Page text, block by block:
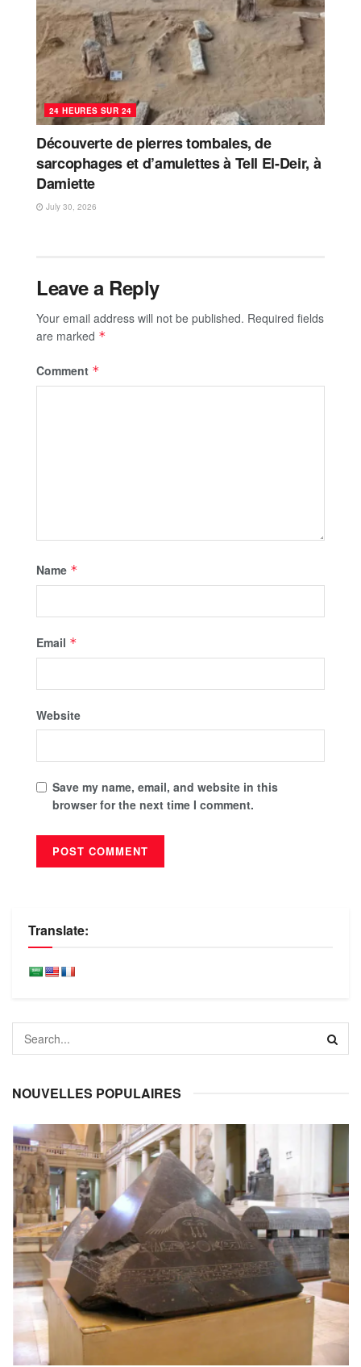
24 HEURES SUR 24
Découverte de pierres tombales, de
sarcophages et d’amulettes à Tell El-Deir, à
Damiette
July 30, 2026
Leave a Reply
Your email address will not be published. Required fields
are marked *
Comment *
Name *
Email *
Website
Save my name, email, and website in this
browser for the next time I comment.
Translate:
NOUVELLES POPULAIRES